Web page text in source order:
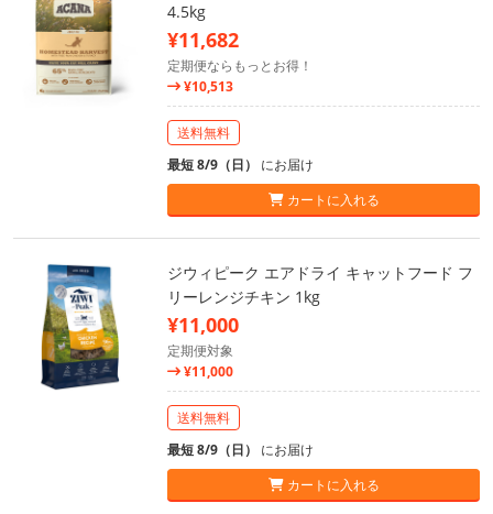
4.5kg
¥11,682
定期便ならもっとお得！
¥10,513
送料無料
最短 8/9（日） にお届け
カートに入れる
ジウィピーク エアドライ キャットフード フ
リーレンジチキン 1kg
¥11,000
定期便対象
¥11,000
送料無料
最短 8/9（日） にお届け
カートに入れる